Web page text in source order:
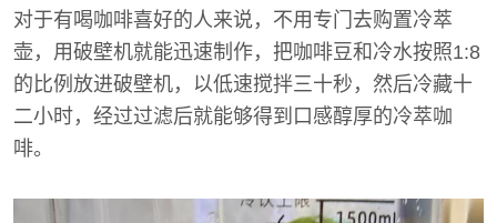
对于有喝咖啡喜好的人来说，不用专门去购置冷萃
壶，用破壁机就能迅速制作，把咖啡豆和冷水按照1:8
的比例放进破壁机，以低速搅拌三十秒，然后冷藏十
二小时，经过过滤后就能够得到口感醇厚的冷萃咖
啡。